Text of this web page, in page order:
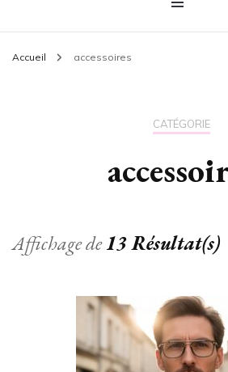
Accueil accessoires
CATÉGORIE
Affichage de13 Résultat(s)